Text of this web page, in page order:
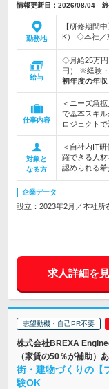
情報更新日：2026/08/04
勤務地
【研修期間
K） ◇本社／
給与
◇月給25万円
円） ※経験
初年度の年収
仕事内容
＜ニーズ急
で基本スキ
ロジェクトで
対象と
なる方
＜自社内IT
躍できる人
認められる希
企業データ
設立：2023年2月／本社所
求人詳細を
志望動機・自己PR不要
株式会社BREXA
（家賃の50％が補助）
街・建物づくりの【
験OK